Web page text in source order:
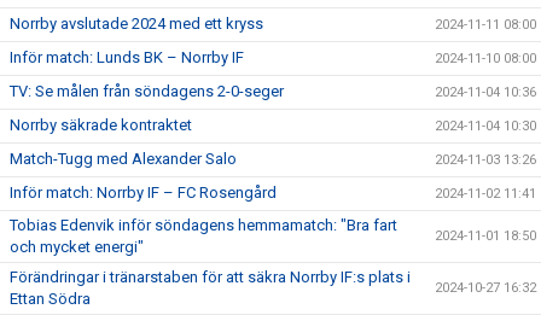
Norrby avslutade 2024 med ett kryss 2024-11-11 08:00
Inför match: Lunds BK – Norrby IF 2024-11-10 08:00
TV: Se målen från söndagens 2-0-seger 2024-11-04 10:36
Norrby säkrade kontraktet 2024-11-04 10:30
Match-Tugg med Alexander Salo 2024-11-03 13:26
Inför match: Norrby IF – FC Rosengård 2024-11-02 11:41
Tobias Edenvik inför söndagens hemmamatch: "Bra fart
och mycket energi"
2024-11-01 18:50
Förändringar i tränarstaben för att säkra Norrby IF:s plats i
Ettan Södra
2024-10-27 16:32